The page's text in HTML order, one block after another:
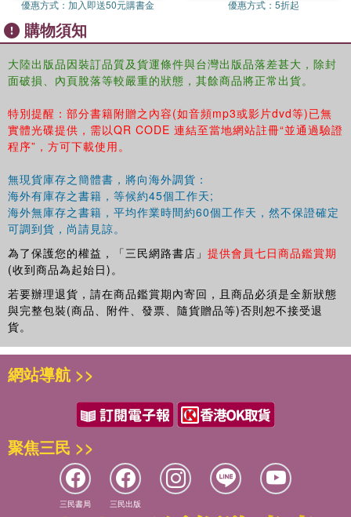
一、通知的概念
二、通知的分類
三、通知的特點
四、通知的結構與寫作要求
五、例文與評析
第四節 通報
一、通報的概念
二、通報的分類
三、通報的特點
四、通報的結構與寫作要求
五、例文與評析
六、病文與評析
一、報告的概念
二、報告的分類
三、報告的特點
四、報告的結構與寫作要求
五、例文與評析
六、病文與評析
第六節 請示
一、請示的概念
二、請示的分類
三、請示的特點
四、請示的結構與寫作要求
五、例文與評析
六、病文與評析
第七節 批復
優惠方式： 加入即送50元購書金 優惠方式： 5折起
購物須知
大陸出版品因裝訂品質及貨運條件與台灣出版品落差甚大，除封
面破損、內頁脫落等較嚴重的狀態，其餘商品將正常出貨。
特別提醒：部分書籍附贈之內容(如音頻mp3或影片dvd等)已無
實體光碟提供，需以QR CODE 連結至當地網站註冊“並通過驗證
程序”，方可下載使用。
無現貨庫存之簡體書，將向海外調貨：
海外有庫存之書籍，等候約45個工作天;
海外無庫存之書籍，平均作業時間約60個工作天，然不保證確定
可調到貨，尚請見諒。
為了保護您的權益，「三民網路書店」 提供會員七日商品鑑賞期
(收到商品為起始日)。
若要辦理退貨，請在商品鑑賞期內寄回，且商品必須是全新狀態
與完整包裝(商品、附件、發票、隨貨贈品等)否則恕不接受退
貨。
網站導航 >>
聚焦三民 >>
三民書局 三民出版